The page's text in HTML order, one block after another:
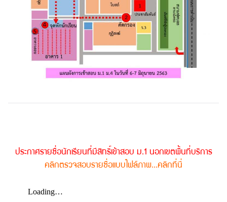
ประกาศรายชื่อนักเรียนที่มีสิทธิ์เข้าสอบ ม.1 นอกเขตพื้นที่บริการ
คลิกตรวจสอบรายชื่อแบบไฟล์ภาพ...คลิกที่นี่